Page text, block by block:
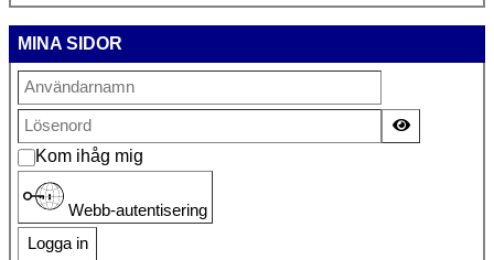
MINA SIDOR
Kom ihåg mig
Webb-autentisering
Logga in